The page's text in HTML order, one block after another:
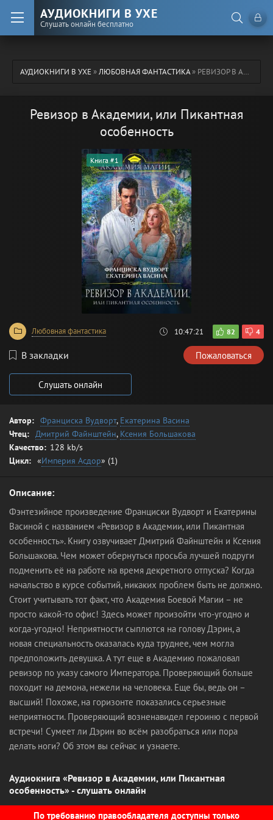
АУДИОКНИГИ В УХЕ
Слушать онлайн бесплатно
АУДИОКНИГИ В УХЕ»ЛЮБОВНАЯ ФАНТАСТИКА» РЕВИЗОР В АКАДЕМИИ, ИЛИ ПИКАНТНАЯ ОСОБЕННОСТЬ
Ревизор в Академии, или Пикантная
особенность
Книга #1
Любовная фантастика 10:47:21 82 4
В закладки Пожаловаться
Слушать онлайн
Автор: Франциска Вудворт, Екатерина Васина
Чтец: Дмитрий Файнштейн, Ксения Большакова
Качество: 128 kb/s
Цикл: «Империя Асдор» (1)
Описание:
Фэнтезийное произведение Франциски Вудворт и Екатерины
Васиной с названием «Ревизор в Академии, или Пикантная
особенность». Книгу озвучивает Дмитрий Файнштейн и Ксения
Большакова. Чем может обернуться просьба лучшей подруги
подменить её на работе на время декретного отпуска? Когда
начальство в курсе событий, никаких проблем быть не должно.
Стоит учитывать тот факт, что Академия Боевой Магии – не
просто какой-то офис! Здесь может произойти что-угодно и
когда-угодно! Неприятности сыплются на голову Дэрин, а
новая специальность оказалась куда труднее, чем могла
предположить девушка. А тут еще в Академию пожаловал
ревизор по указу самого Императора. Проверяющий больше
походит на демона, нежели на человека. Еще бы, ведь он –
высший! Похоже, на горизонте показались серьезные
неприятности. Проверяющий возненавидел героиню с первой
встречи! Сумеет ли Дэрин во всём разобраться или пора
делать ноги? Об этом вы сейчас и узнаете.
Аудиокнига «Ревизор в Академии, или Пикантная
особенность» - слушать онлайн
По требованию правообладателя доступны только